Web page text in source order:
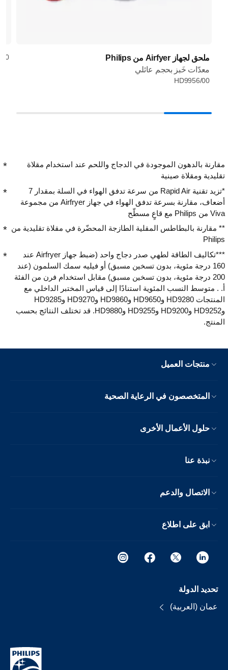
ملحق لجهاز Airfyer من Philips
معدّات خَبز بحجم عائلي
HD9956/00
00
مقارنة بالدهون الموجودة في الدجاج واللحم عند استخدام مقلاة
تقليدية ومقلاة صينية
*تزيد تقنية Rapid Air من سرعة تدفق الهواء في السلة بمقدار 7
أضعاف، مقارنة بسرعة تدفق الهواء في جهاز Airfryer من مجموعة
Viva من Philips مع قاعٍ مسطّح
** مقارنة بالبطاطس المقلية الطازجة المحضّرة في مقلاة تقليدية من
Philips
***تكاليف الطاقة لطهي صدر دجاج واحد (ضبط جهاز Airfryer عند
160 درجة مئوية، بدون تسخين مسبق) أو فيليه سمك السلمون (عند
200 درجة مئوية، بدون تسخين مسبق) مقابل استخدام فرن من الفئة
أ. . متوسط النسب المئوية استنادًا إلى قياس المختبر الداخلي مع
المنتجات HD9280 وHD9650 وHD9860 وHD9270 وHD9285
وHD9252 وHD9200 وHD9255 وHD9880. قد تختلف النتائج بحسب
المنتج.
منتجات العميل
المتخصصون في الرعاية الصحية
حلول الأعمال الأخرى
نبذة عنا
الاتصال والدعم
ابق على اطلاع
تحديد الدولة
عمان (العربية)